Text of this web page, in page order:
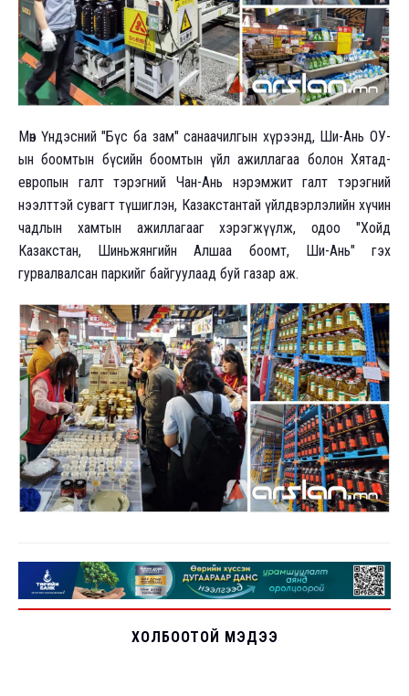
Мөн Үндэсний "Бүс ба зам" санаачилгын хүрээнд, Ши-Ань ОУ-
ын боомтын бүсийн боомтын үйл ажиллагаа болон Хятад-
европын галт тэрэгний Чан-Ань нэрэмжит галт тэрэгний
нээлттэй сувагт түшиглэн, Казакстантай үйлдвэрлэлийн хүчин
чадлын хамтын ажиллагааг хэрэгжүүлж, одоо "Хойд
Казакстан, Шиньжянгийн Алшаа боомт, Ши-Ань" гэх
гурвалвалсан паркийг байгуулаад буй газар аж.
ХОЛБООТОЙ МЭДЭЭ